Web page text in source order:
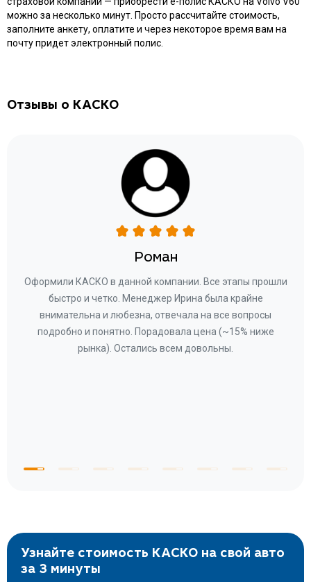
можно за несколько минут. Просто рассчитайте стоимость,
заполните анкету, оплатите и через некоторое время вам на
почту придет электронный полис.
Отзывы о КАСКО
Роман
Оформили КАСКО в данной компании. Все этапы прошли
быстро и четко. Менеджер Ирина была крайне
внимательна и любезна, отвечала на все вопросы
подробно и понятно. Порадовала цена (~15% ниже
рынка). Остались всем довольны.
Узнайте стоимость КАСКО на свой авто
за 3 минуты